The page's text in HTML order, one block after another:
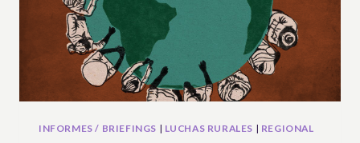
DECENTE
EN
LA
INDUSTRIA
AGROALIMENTARIA
INFORMES / BRIEFINGS | LUCHAS RURALES | REGIONAL